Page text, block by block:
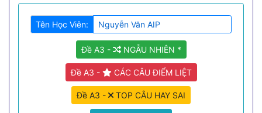
Tên Học Viên:
Đề A3 - NGẪU NHIÊN *
Đề A3 - CÁC CÂU ĐIỂM LIỆT
Đề A3 - TOP CÂU HAY SAI